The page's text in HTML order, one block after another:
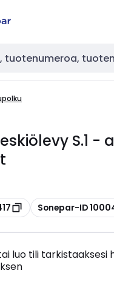
S.1 -
Kopioi
Sonepar-ID
luo tili tarkistaaksesi